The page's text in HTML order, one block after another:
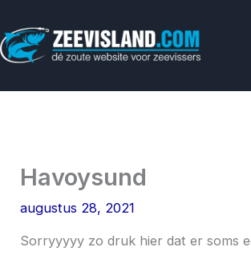
naar
de
Havoysund
augustus 28, 2021
Sorryyyyy zo druk hier dat er soms